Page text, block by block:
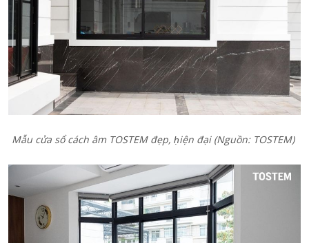
Mẫu cửa sổ cách âm TOSTEM đẹp, ḥiện đại (Nguồn: TOSTEM)